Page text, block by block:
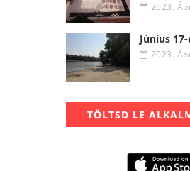
2023.
Június
2023.
TÖLTSD LE